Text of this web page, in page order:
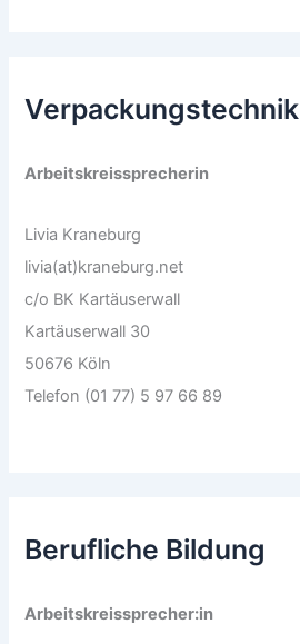
Verpackungstechnik
Arbeitskreissprecherin
Livia Kraneburg
livia(at)kraneburg.net
c/o BK Kartäuserwall
Kartäuserwall 30
50676 Köln
Telefon (01 77) 5 97 66 89
Berufliche Bildung
Arbeitskreissprecher:in